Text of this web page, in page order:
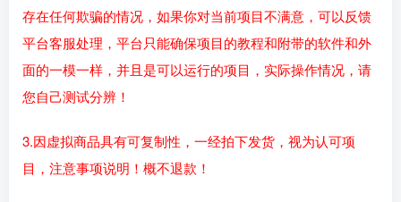
存在任何欺骗的情况，如果你对当前项目不满意，可以反馈
平台客服处理，平台只能确保项目的教程和附带的软件和外
面的一模一样，并且是可以运行的项目，实际操作情况，请
您自己测试分辨！
3.因虚拟商品具有可复制性，一经拍下发货，视为认可项
目，注意事项说明！概不退款！